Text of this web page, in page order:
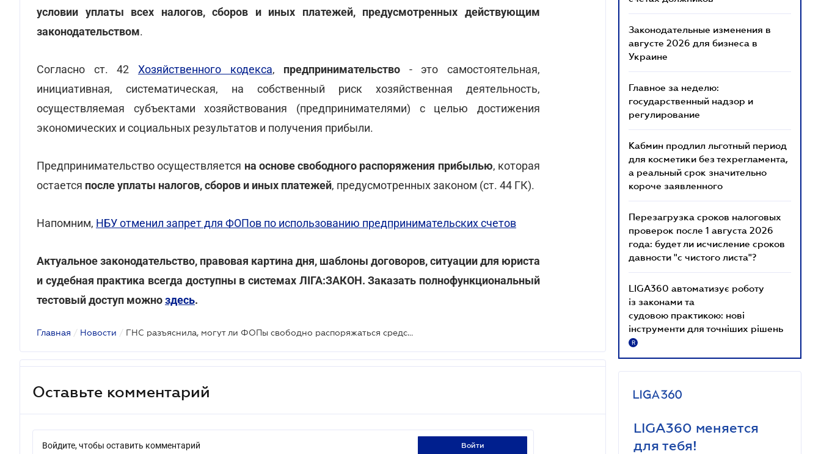
условии уплаты всех налогов, сборов и иных платежей, предусмотренных действующим
законодательством.
Согласно ст. 42 Хозяйственного кодекса, предпринимательство - это самостоятельная,
инициативная, систематическая, на собственный риск хозяйственная деятельность,
осуществляемая субъектами хозяйствования (предпринимателями) с целью достижения
экономических и социальных результатов и получения прибыли.
Предпринимательство осуществляется на основе свободного распоряжения прибылью, которая
остается после уплаты налогов, сборов и иных платежей, предусмотренных законом (ст. 44 ГК).
Напомним, НБУ отменил запрет для ФОПов по использованию предпринимательских счетов
Актуальное законодательство, правовая картина дня, шаблоны договоров, ситуации для юриста
и судебная практика всегда доступны в системах ЛІГА:ЗАКОН. Заказать полнофункциональный
тестовый доступ можноздесь.
Главная / Новости / ГНС разъяснила, могут ли ФОПы свободно распоряжаться средствами на бизнес-счете
Оставьте комментарий
Войдите, чтобы оставить комментарий войти
Законодательные изменения в
августе 2026 для бизнеса в
Украине
Главное за неделю:
государственный надзор и
регулирование
Кабмин продлил льготный период
для косметики без техрегламента,
а реальный срок значительно
короче заявленного
Перезагрузка сроков налоговых
проверок после 1 августа 2026
года: будет ли исчисление сроков
давности "с чистого листа"?
LIGA360 автоматизує роботу
із законами та
судовою практикою: нові
інструменти для точніших рішень
R
LIGA360 меняется
для тебя!